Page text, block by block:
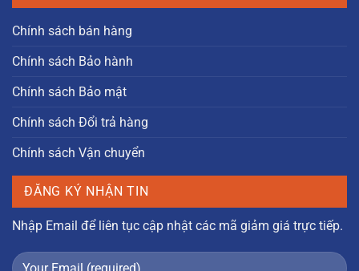
Chính sách bán hàng
Chính sách Bảo hành
Chính sách Bảo mật
Chính sách Đổi trả hàng
Chính sách Vận chuyển
ĐĂNG KÝ NHẬN TIN
Nhập Email để liên tục cập nhật các mã giảm giá trực tiếp.